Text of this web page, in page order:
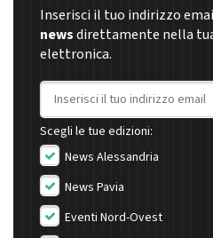
Inserisci il tuo indirizzo
newsdirettamente nella
elettronica.
Indirizzo email
Scegli le tue edizioni:
News Alessandria
News Pavia
Eventi Nord-Ovest